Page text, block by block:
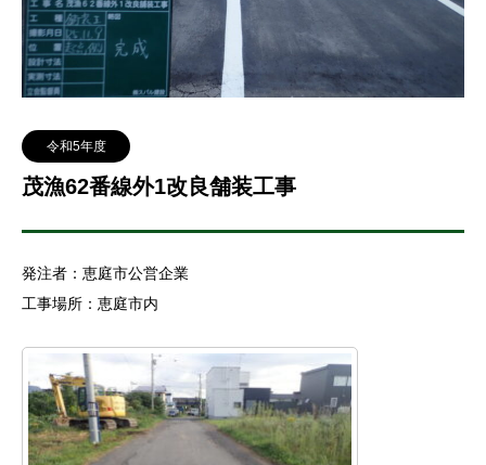
令和5年度
茂漁62番線外1改良舗装工事
発注者：恵庭市公営企業
工事場所：恵庭市内